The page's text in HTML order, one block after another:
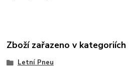
Zboží zařazeno v kategoriích
Letní Pneu